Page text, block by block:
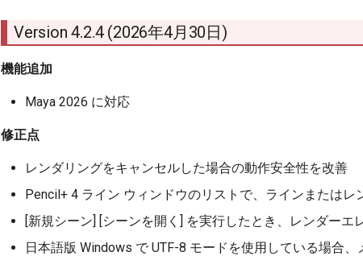
Version 4.2.4 (2026年4月30日)
機能追加
Maya 2026 に対応
修正点
レンダリングをキャンセルした場合の動作安全性を改善
Pencil+ 4 ライン ウィンドウのリストで、ラインまたは
[新規シーン] [シーンを開く] を実行したとき、レンダーエ
日本語版 Windows で UTF-8 モードを使用している場合